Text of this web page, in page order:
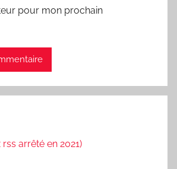
pour mon prochain
arrêté en 2021)